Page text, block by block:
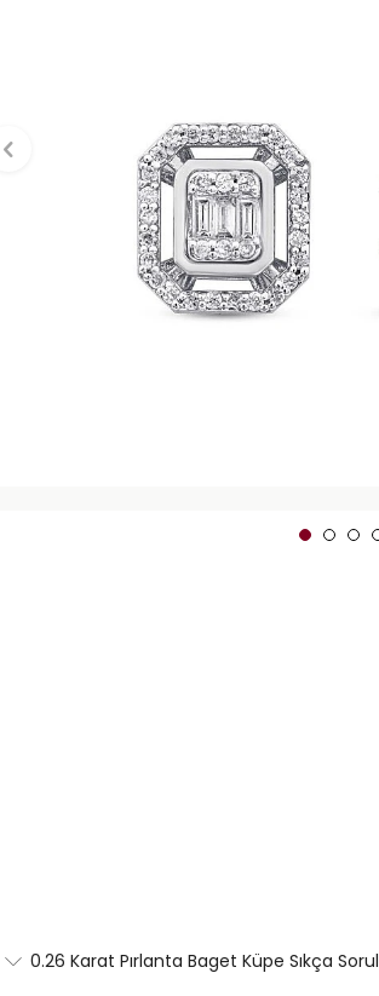
0.26 Karat Pırlanta Baget Küpe Sıkça